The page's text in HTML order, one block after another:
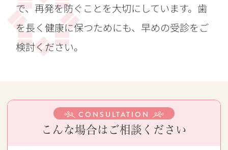
で、再発を防ぐことを大切にしています。歯
を長く健康に保つためにも、早めの受診をご
検討ください。
CONSULTATION
こんな場合はご相談ください